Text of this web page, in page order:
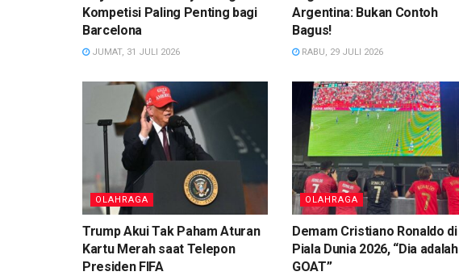
Kompetisi Paling Penting bagi
Barcelona
JUMAT, 31 JULI 2026
Argentina: Bukan Contoh
Bagus!
RABU, 29 JULI 2026
OLAHRAGA
Trump Akui Tak Paham Aturan
Kartu Merah saat Telepon
Presiden FIFA
OLAHRAGA
Demam Cristiano Ronaldo di
Piala Dunia 2026, “Dia adalah
GOAT”